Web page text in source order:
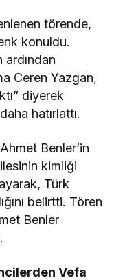
törende,
konuldu.
ardından
Ceren Yazgan,
diyerek
hatırlattı.
Benler’in
kimliği
Türk
belirtti. Tören
Benler
Vefa